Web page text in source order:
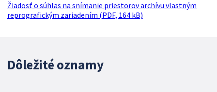
Žiadosť o súhlas na snímanie priestorov archívu vlastným
reprografickým zariadením (PDF, 164 kB)
Dôležité oznamy